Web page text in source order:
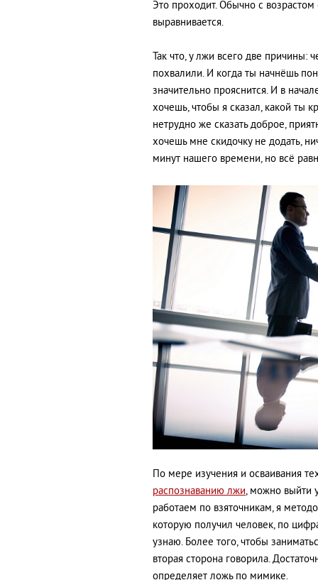
Это проходит. Обычно с
выравнивается.
Так что, у лжи всего две причины:
похвалили. И когда ты начнёшь
значительно прояснится. И в
хочешь, чтобы я сказал, какой ты
нетрудно же сказать доброе,
хочешь мне скидочку не додать,
минут нашего времени, но всё
По мере изучения и осваивания
распознаванию лжи, можно выйти
работаем по взяточникам, я
которую получил человек, по
узнаю. Более того, чтобы
вторая сторона говорила.
определяет ложь по мимике.